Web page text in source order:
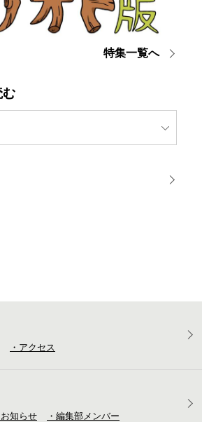
特集一覧へ
む
・アクセス
お知らせ ・編集部メンバー